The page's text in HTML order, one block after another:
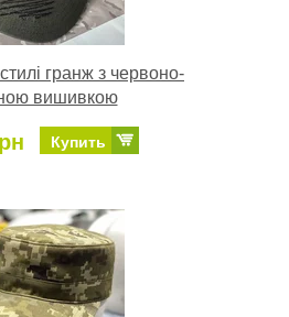
гранж з червоно-
вишивкою
Купить